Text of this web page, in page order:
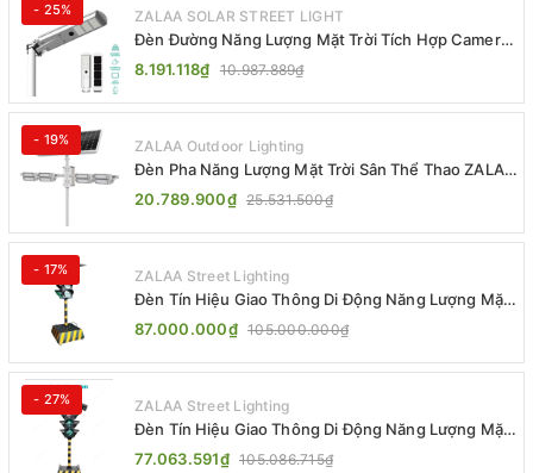
- 25% ZALAA SOLAR STREET LIGHT
Đèn Đường Năng Lượng Mặt Trời Tích Hợp Camera
ZALAA ZL-BJ04-CCTV (80W, IP65)
8.191.118₫ 10.987.889₫
- 19% ZALAA Outdoor Lighting
Đèn Pha Năng Lượng Mặt Trời Sân Thể Thao ZALAA
Jsc Chống Nước IP65 Cao Cấp
20.789.900₫ 25.531.500₫
- 17% ZALAA Street Lighting
Đèn Tín Hiệu Giao Thông Di Động Năng Lượng Mặt
Trời ZALAA ZL-300A-D
87.000.000₫ 105.000.000₫
- 27% ZALAA Street Lighting
Đèn Tín Hiệu Giao Thông Di Động Năng Lượng Mặt
Trời ZALAA ZL-409300C
77.063.591₫ 105.086.715₫